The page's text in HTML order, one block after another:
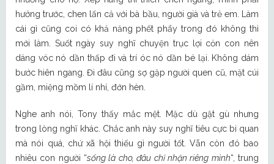
hưởng trước, chen lấn cả với bà bầu, người già và trẻ em. Làm
cái gì cũng coi có khả năng phết phẩy trong đó không thì
mới làm. Suốt ngày suy nghĩ chuyện trục lợi cỏn con nên
dáng vóc nó dần thấp đi và trí óc nó dần bé lại. Không dám
bước hiên ngang. Đi đâu cũng sợ gặp người quen cũ, mặt cúi
gầm, miệng mồm lí nhí, đớn hèn.
Nghe anh nói, Tony thấy mắc mệt. Mặc dù gật gù nhưng
trong lòng nghĩ khác. Chắc anh này suy nghĩ tiêu cực bi quan
mà nói quá, chứ xã hội thiếu gì người tốt. Vẫn còn đó bao
nhiêu con người “sống là cho, đâu chỉ nhận riêng mình“, trung